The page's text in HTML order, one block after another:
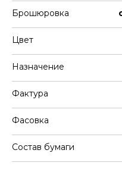
Брошюровка
Цвет
Назначение
Фактура
Фасовка
Состав бумаги